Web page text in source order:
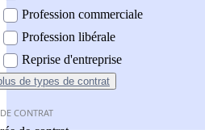
Profession commerciale
Profession libérale
Reprise d'entreprise
de types de contrat
CONTRAT